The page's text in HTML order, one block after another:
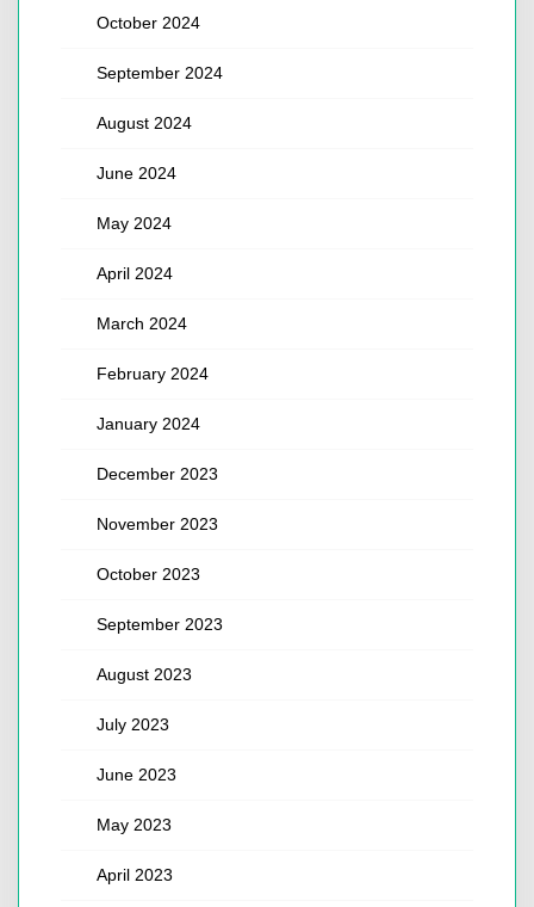
October 2024
September 2024
August 2024
June 2024
May 2024
April 2024
March 2024
February 2024
January 2024
December 2023
November 2023
October 2023
September 2023
August 2023
July 2023
June 2023
May 2023
April 2023